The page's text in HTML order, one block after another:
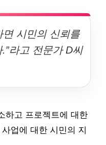
면 시민의 신뢰를
라고 전문가 D씨
하고 프로젝트에 대한
업에 대한 시민의 지